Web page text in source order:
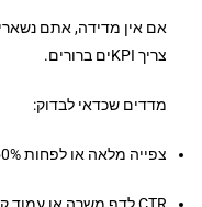
אם אין מדידה, אתם
צריך KPIים ברורים.
מדדים שכדאי לבדוק:
צפייה מלאה או לפחות 50% צפייה.